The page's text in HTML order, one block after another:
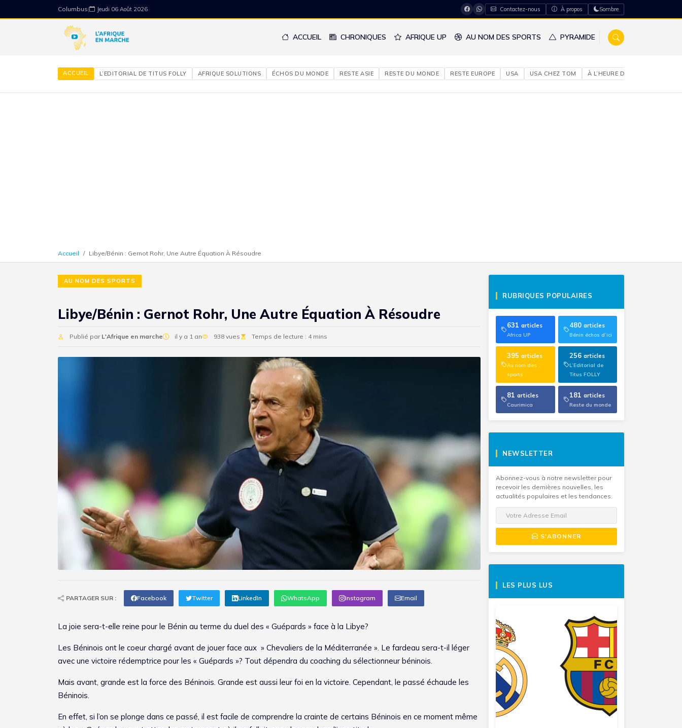
Columbus| Jeudi 06 Août 2026 Contactez-nous À propos Sombre
ACCUEIL CHRONIQUES AFRIQUE UP AU NOM DES SPORTS PYRAMIDE
ACCUEIL L’EDITORIAL DE TITUS FOLLY AFRIQUE SOLUTIONS ÉCHOS DU MONDE RESTE ASIE RESTE DU MONDE RESTE EUROPE USA USA CHEZ TOM À L’HEURE DU NIGERIA
Accueil Libye/Bénin : Gernot Rohr, Une Autre Équation À Résoudre
AU NOM DES SPORTS
Libye/Bénin : Gernot Rohr, Une Autre Équation À Résoudre
Publié par L'Afrique en marche il y a 1 an 938 vues Temps de lecture : 4 mins
PARTAGER SUR : Facebook Twitter LinkedIn WhatsApp Instagram Email
La joie sera-t-elle reine pour le Bénin au terme du duel des « Guépards » face à la Libye?
Les Béninois ont le coeur chargé avant de jouer face aux » Chevaliers de la Méditerranée ». Le fardeau sera-t-il léger
avec une victoire rédemptrice pour les « Guépards »? Tout dépendra du coaching du sélectionneur béninois.
Mais avant, grande est la force des Béninois. Grande est aussi leur foi en la victoire. Cependant, le passé échaude les
Béninois.
En effet, si l’on se plonge dans ce passé, il est facile de comprendre la crainte de certains Béninois en ce moment même
RUBRIQUES POPULAIRES
631 articles
Africa UP
480 articles
Bénin échos d’ici
395 articles
Au nom des
sports
256 articles
L’Editorial de
Titus FOLLY
81 articles
Caurimica
181 articles
Reste du monde
NEWSLETTER
Abonnez-vous à notre newsletter pour
recevoir les dernières nouvelles, les
actualités populaires et les tendances.
S'ABONNER
LES PLUS LUS